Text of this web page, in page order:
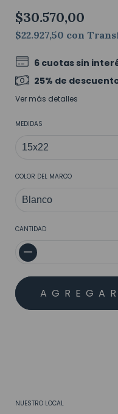
$30.570,00
$22.927,50 con
6 cuotas sin
25% de
Ver más detalles
MEDIDAS
COLOR DEL MARCO
CANTIDAD
NUESTRO LOCAL